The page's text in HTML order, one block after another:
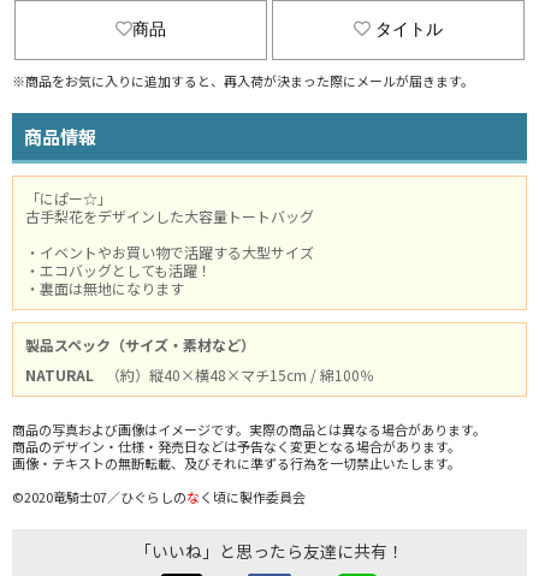
商品 タイトル
※商品をお気に入りに追加すると、再入荷が決まった際にメールが届きます。
商品情報
「にぱー☆」
古手梨花をデザインした大容量トートバッグ
・イベントやお買い物で活躍する大型サイズ
・エコバッグとしても活躍！
・裏面は無地になります
製品スペック（サイズ・素材など）
NATURAL
（約）縦40×横48×マチ15cm / 綿100％
商品の写真および画像はイメージです。実際の商品とは異なる場合があります。
商品のデザイン・仕様・発売日などは予告なく変更となる場合があります。
画像・テキストの無断転載、及びそれに準ずる行為を一切禁止いたします。
©2020竜騎士07／ひぐらしのなく頃に製作委員会
「いいね」と思ったら友達に共有！